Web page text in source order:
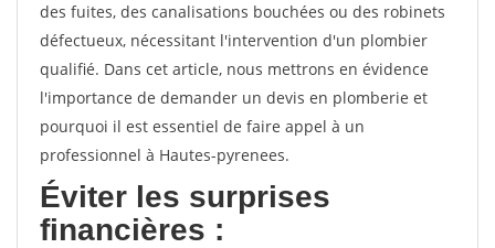
des fuites, des canalisations bouchées ou des robinets
défectueux, nécessitant l'intervention d'un plombier
qualifié. Dans cet article, nous mettrons en évidence
l'importance de demander un devis en plomberie et
pourquoi il est essentiel de faire appel à un
professionnel à Hautes-pyrenees.
Éviter les surprises
financières :